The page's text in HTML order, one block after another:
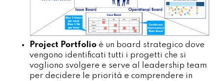
Project Portfolio è un board strategico dove
vengono identificati tutti i progetti che si
vogliono svolgere e serve al leadership team
per decidere le priorità e comprendere in